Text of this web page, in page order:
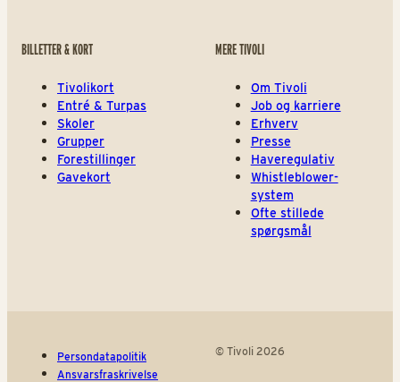
BILLETTER & KORT
Tivolikort
Entré & Turpas
Skoler
Grupper
Forestillinger
Gavekort
MERE TIVOLI
Om Tivoli
Job og karriere
Erhverv
Presse
Haveregulativ
Whistleblower-
system
Ofte stillede
spørgsmål
Persondatapolitik
Ansvarsfraskrivelse
© Tivoli 2026